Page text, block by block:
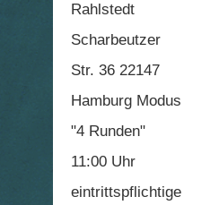
Rahlstedt
Scharbeutzer
Str. 36 22147
Hamburg Modus
"4 Runden"
11:00 Uhr
eintrittspflichtige